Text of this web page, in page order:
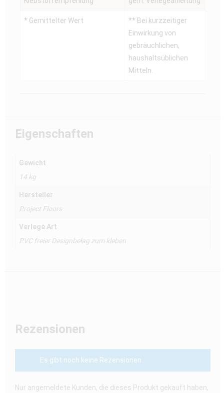
* Gemittelter Wert
** Bei kurzzeitiger
Einwirkung von
gebräuchlichen,
haushaltsüblichen
Mitteln.
Eigenschaften
Gewicht
14 kg
Hersteller
Project Floors
Verlege Art
PVC freier Designbelag zum kleben
Rezensionen
Es gibt noch keine Rezensionen.
Nur angemeldete Kunden, die dieses Produkt gekauft haben,